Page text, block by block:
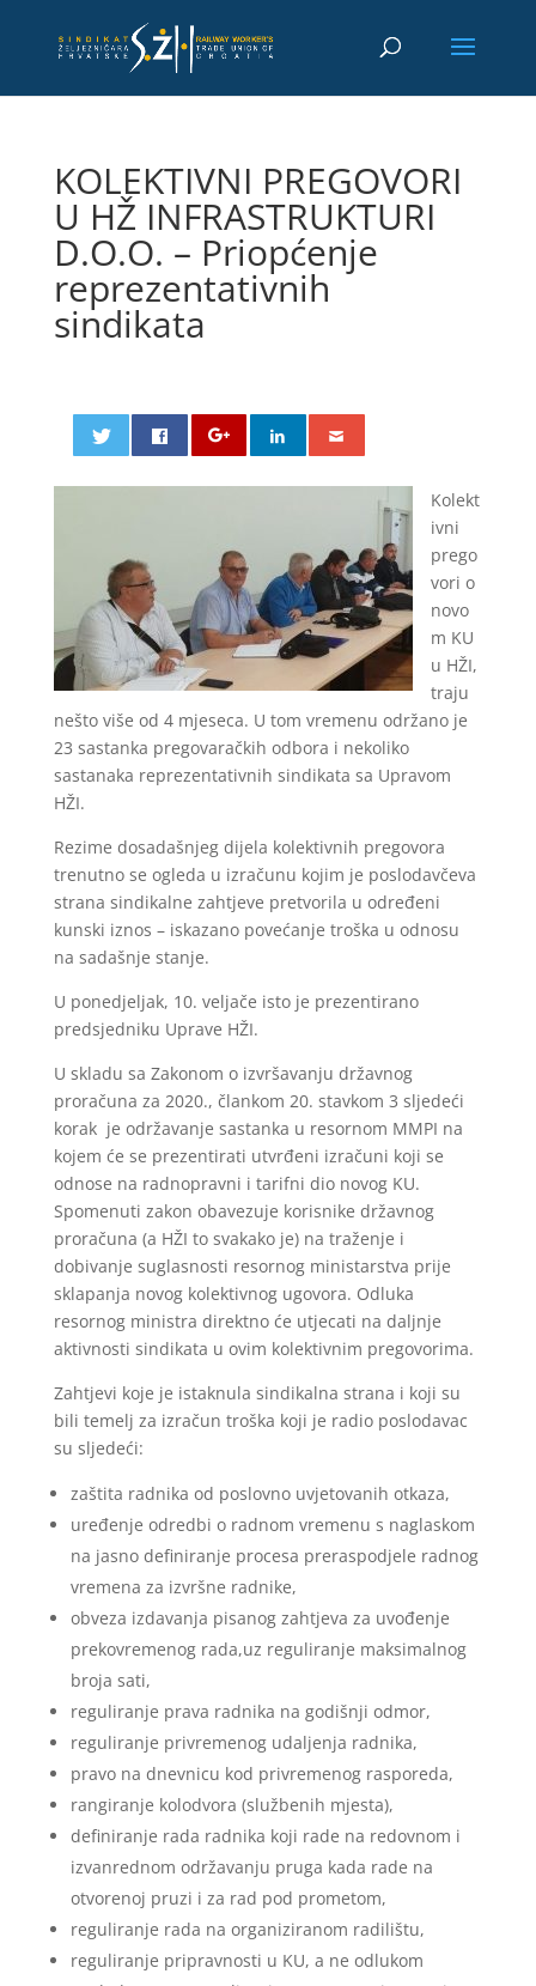
KOLEKTIVNI PREGOVORI
U HŽ INFRASTRUKTURI
D.O.O. – Priopćenje
reprezentativnih
sindikata
Kolekt
ivni
prego
vori o
novo
m KU
u HŽI,
traju
nešto više od 4 mjeseca. U tom vremenu održano je
23 sastanka pregovaračkih odbora i nekoliko
sastanaka reprezentativnih sindikata sa Upravom
HŽI.
Rezime dosadašnjeg dijela kolektivnih pregovora
trenutno se ogleda u izračunu kojim je poslodavčeva
strana sindikalne zahtjeve pretvorila u određeni
kunski iznos – iskazano povećanje troška u odnosu
na sadašnje stanje.
U ponedjeljak, 10. veljače isto je prezentirano
predsjedniku Uprave HŽI.
U skladu sa Zakonom o izvršavanju državnog
proračuna za 2020., člankom 20. stavkom 3 sljedeći
korak je održavanje sastanka u resornom MMPI na
kojem će se prezentirati utvrđeni izračuni koji se
odnose na radnopravni i tarifni dio novog KU.
Spomenuti zakon obavezuje korisnike državnog
proračuna (a HŽI to svakako je) na traženje i
dobivanje suglasnosti resornog ministarstva prije
sklapanja novog kolektivnog ugovora. Odluka
resornog ministra direktno će utjecati na daljnje
aktivnosti sindikata u ovim kolektivnim pregovorima.
Zahtjevi koje je istaknula sindikalna strana i koji su
bili temelj za izračun troška koji je radio poslodavac
su sljedeći:
zaštita radnika od poslovno uvjetovanih otkaza,
uređenje odredbi o radnom vremenu s naglaskom
na jasno definiranje procesa preraspodjele radnog
vremena za izvršne radnike,
obveza izdavanja pisanog zahtjeva za uvođenje
prekovremenog rada,uz reguliranje maksimalnog
broja sati,
reguliranje prava radnika na godišnji odmor,
reguliranje privremenog udaljenja radnika,
pravo na dnevnicu kod privremenog rasporeda,
rangiranje kolodvora (službenih mjesta),
definiranje rada radnika koji rade na redovnom i
izvanrednom održavanju pruga kada rade na
otvorenoj pruzi i za rad pod prometom,
reguliranje rada na organiziranom radilištu,
reguliranje pripravnosti u KU, a ne odlukom